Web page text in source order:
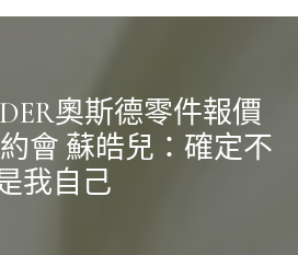
奧斯德零件報價
會 蘇皓兒：確定不
我自己